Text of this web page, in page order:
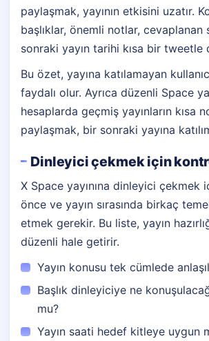
paylaşmak, yayının etkisini uzatır.
başlıklar, önemli notlar,
sonraki yayın tarihi kısa bir tweetle
Bu özet, yayına katılamayan
faydalı olur. Ayrıca düzenli Space
hesaplarda geçmiş yayınların kısa
paylaşmak, bir sonraki yayına
Dinleyici çekmek için
X Space yayınına dinleyici çekmek
önce ve yayın sırasında birkaç
etmek gerekir. Bu liste, yayın
düzenli hale getirir.
Yayın konusu tek cümlede
Başlık dinleyiciye ne
mu?
Yayın saati hedef kitleye uygun